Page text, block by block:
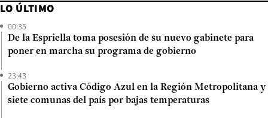
LO ÚLTIMO
00:35
De la Espriella toma posesión de su nuevo gabinete para
poner en marcha su programa de gobierno
23:43
Gobierno activa Código Azul en la Región Metropolitana y
siete comunas del país por bajas temperaturas